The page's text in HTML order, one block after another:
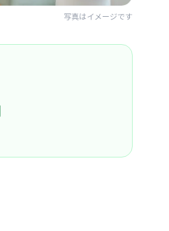
写真はイメージです